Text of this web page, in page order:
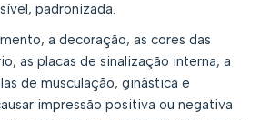
padronizada.
a decoração, as cores das
as placas de sinalização interna, a
de musculação, ginástica e
impressão positiva ou negativa